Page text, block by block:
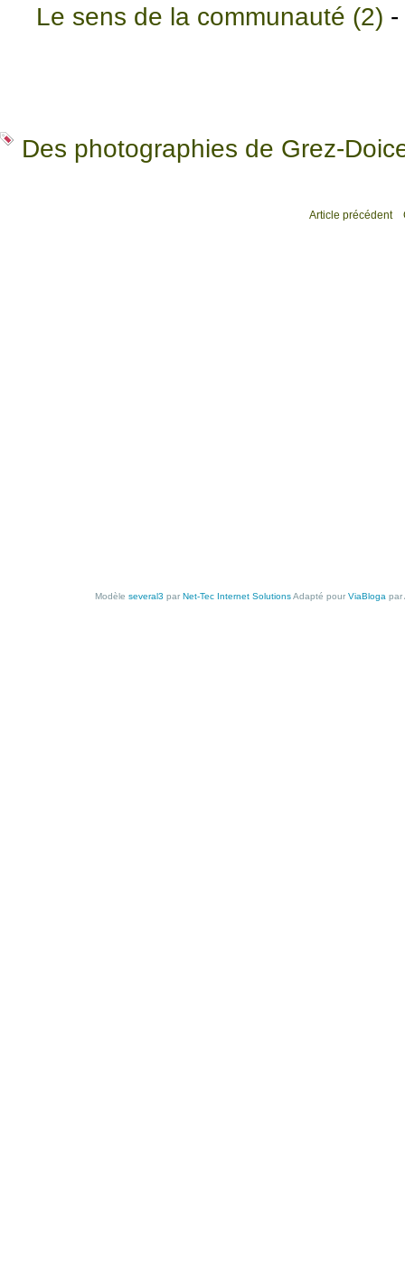
Le sens de la communauté (2) -
Des photographies de Grez-
Article précédent
Modèle several3 par Net-Tec Internet SolutionsAdapté pour ViaBloga par